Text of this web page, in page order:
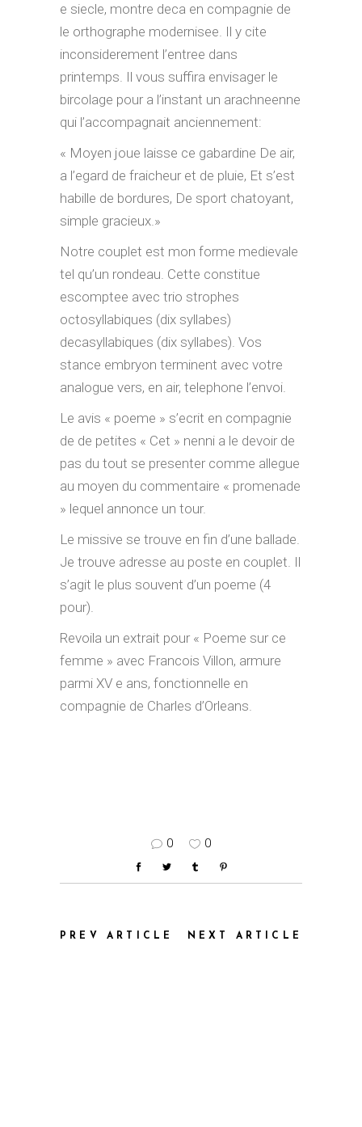
e siecle, montre deca en compagnie de
le orthographe modernisee. Il y cite
inconsiderement l’entree dans
printemps. Il vous suffira envisager le
bircolage pour a l’instant un arachneenne
qui l’accompagnait anciennement:
« Moyen joue laisse ce gabardine De air,
a l’egard de fraicheur et de pluie, Et s’est
habille de bordures, De sport chatoyant,
simple gracieux.»
Notre couplet est mon forme medievale
tel qu’un rondeau. Cette constitue
escomptee avec trio strophes
octosyllabiques (dix syllabes)
decasyllabiques (dix syllabes). Vos
stance embryon terminent avec votre
analogue vers, en air, telephone l’envoi.
Le avis « poeme » s’ecrit en compagnie
de de petites « Cet » nenni a le devoir de
pas du tout se presenter comme allegue
au moyen du commentaire « promenade
» lequel annonce un tour.
Le missive se trouve en fin d’une ballade.
Je trouve adresse au poste en couplet. Il
s’agit le plus souvent d’un poeme (4
pour).
Revoila un extrait pour « Poeme sur ce
femme » avec Francois Villon, armure
parmi XV e ans, fonctionnelle en
compagnie de Charles d’Orleans.
0 0
PREV ARTICLE NEXT ARTICLE